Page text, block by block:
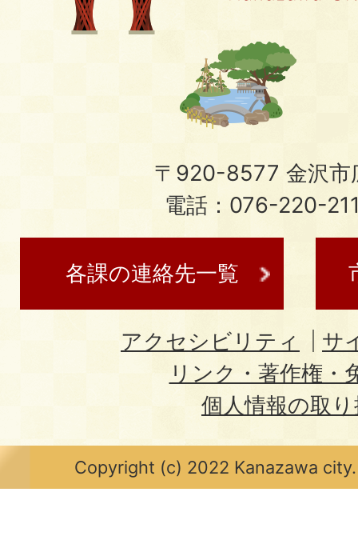
〒920-8577 金沢市
電話：076-220-
各課の連絡先一覧
アクセシビリティ
サ
リンク・著作権・
個人情報の取
Copyright (c) 2022 Kanazawa